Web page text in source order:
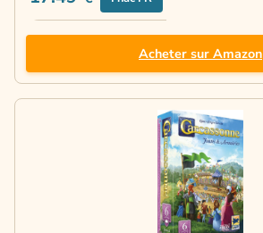
Acheter sur Amazon